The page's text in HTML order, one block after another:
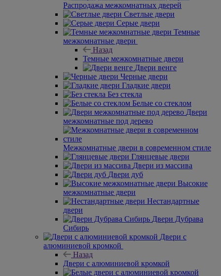
Распродажа межкомнатных дверей
Светлые двери
Серые двери
Темные
межкомнатные двери
Назад
Темные межкомнатные двери
Двери венге
Черные двери
Гладкие двери
Без стекла
Белые со стеклом
Двери
межкомнатные под дерево
Межкомнатные двери в современном стиле
Глянцевые двери
Двери из массива
Двери дуб
Высокие
межкомнатные двери
Нестандартные
двери
Двери Дубрава
Сибирь
Двери с
алюминиевой кромкой
Назад
Двери с алюминиевой кромкой